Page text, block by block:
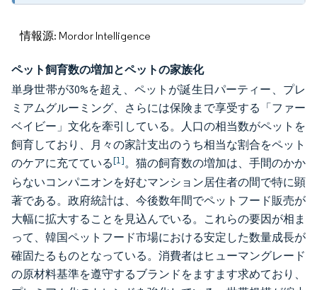
情報源: Mordor Intelligence
ペット飼育数の増加とペットの家族化
単身世帯が30%を超え、ペットが誕生日パーティー、プレ
ミアムグルーミング、さらには保険まで享受する「ファー
ベイビー」文化を牽引している。人口の相当数がペットを
飼育しており、月々の家計支出のうち相当な割合をペット
のケアに充てている[1]。猫の飼育数の増加は、手間のかか
らないコンパニオンを好むマンション居住者の間で特に顕
著である。政府統計は、今後数年間でペットフード販売が
大幅に拡大することを見込んでいる。これらの要因が相ま
って、韓国ペットフード市場における安定した数量成長が
確固たるものとなっている。消費者はヒューマングレード
の原材料基準を遵守するブランドをますます求めており、